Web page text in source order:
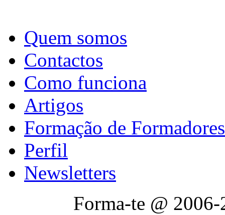
Quem somos
Contactos
Como funciona
Artigos
Formação de Formadores
Perfil
Newsletters
Forma-te @